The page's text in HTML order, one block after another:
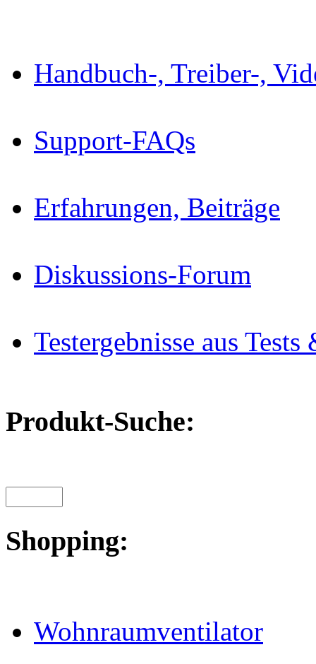
Handbuch-, Treiber-,
Support-FAQs
Erfahrungen, Beiträge
Diskussions-Forum
Testergebnisse aus
Produkt-Suche:
Shopping:
Wohnraumventilator